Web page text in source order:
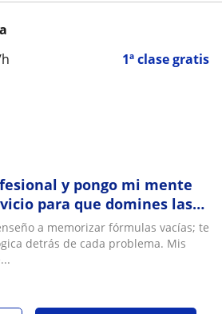
1ª clase gratis
y pongo mi mente
para que domines las
forma inteligente
a memorizar fórmulas vacías; te
detrás de cada problema. Mis